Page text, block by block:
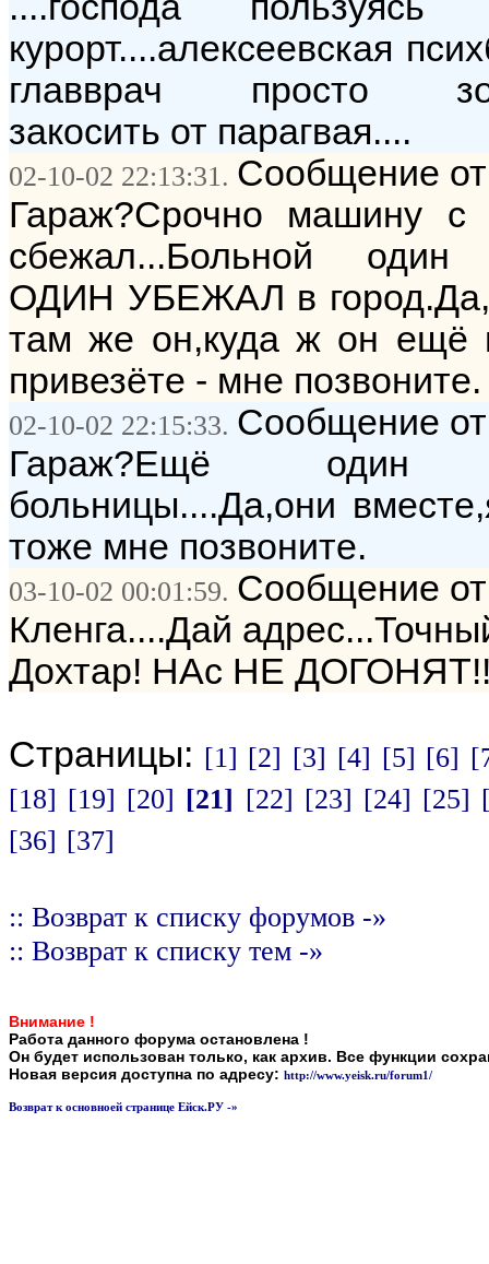
курорт....алексеевская
главврач просто
закосить от парагвая....
02-10-02 22:13:31. Сообщение
Гараж?Срочно машину с
сбежал...Больной один
ОДИН УБЕЖАЛ в
там же он,куда ж он ещё
привезёте - мне позвоните.
02-10-02 22:15:33. Сообщение
Гараж?Ещё один
больницы....Да,они
тоже мне позвоните.
03-10-02 00:01:59. Сообщение
Кленга....Дай
Дохтар! НАс НЕ
Страницы: [1] [2] [3] [4] [5] [6]
[18] [19] [20] [21] [22] [23] [24] [25]
[36] [37]
:: Возврат к списку форумов -»
:: Возврат к списку тем -»
Внимание !
Работа данного форума остановлена !
Он будет использован только, как архив. Все функции
Новая версия доступна по адресу: http://www.yeisk.ru/forum1/
Возврат к основноей странице Ейск.РУ -»